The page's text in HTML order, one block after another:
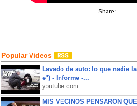
Share:
Popular Videos
Lavado de auto: lo que nadie
e") - Informe -...
youtube.com
MIS VECINOS PENSARON